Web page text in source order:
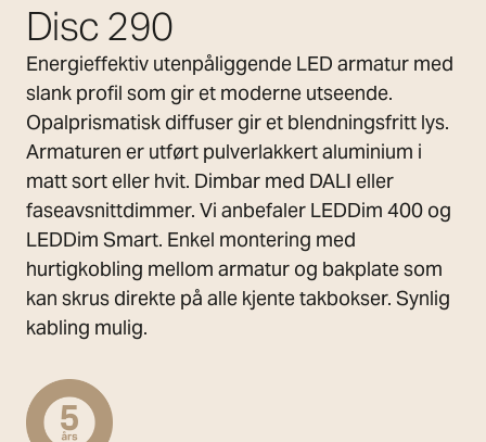
Disc 290
Energieffektiv utenpåliggende LED armatur med
slank profil som gir et moderne utseende.
Opalprismatisk diffuser gir et blendningsfritt lys.
Armaturen er utført pulverlakkert aluminium i
matt sort eller hvit. Dimbar med DALI eller
faseavsnittdimmer. Vi anbefaler LEDDim 400 og
LEDDim Smart. Enkel montering med
hurtigkobling mellom armatur og bakplate som
kan skrus direkte på alle kjente takbokser. Synlig
kabling mulig.